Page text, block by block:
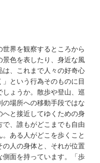
界を観察するところから
色を表したり、身近な風
、これまで人々の好奇心
という行為そのものに目
ょうか。散歩や登山、巡
場所への移動手段ではな
へと接近してゆくための身
、誰もがどこまでも自由
ある人がどこを歩くこと
人の身体と、それが位置
面を持っています。「歩